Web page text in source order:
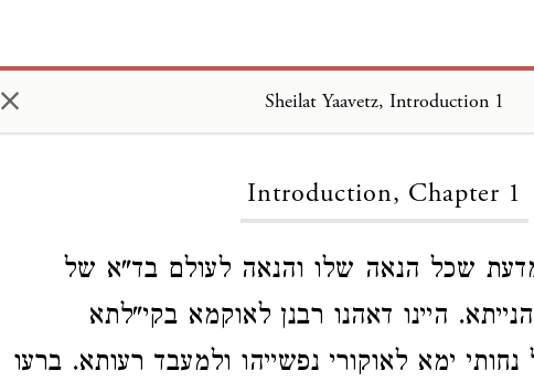
× Sheilat Yaavetz, Introduction 1
Sheilat Yaavetz
Introduction, Chapter 1
שכל הנאה שלו והנאה לעולם בד"א של
היינו דאהנו רבנן לאוקמא בקי"לתא
ימא לאוקורי נפשייהו ולמעבד רעותא. ברעו